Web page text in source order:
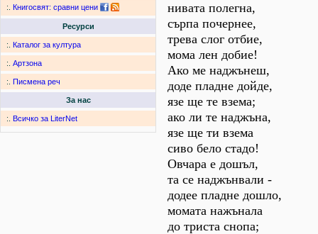
:. Книгосвят: сравни цени
Ресурси
:. Каталог за култура
:. Артзона
:. Писмена реч
За нас
:. Всичко за LiterNet
нивата полегна,
сърпа почернее,
трева слог отбие,
мома лен добие!
Ако ме наджънеш,
доде пладне дойде,
язе ще те взема;
ако ли те наджъна,
язе ще ти взема
сиво бело стадо!
Овчара е дошъл,
та се наджънвали -
додее пладне дошло,
момата нажънала
до триста снопа;